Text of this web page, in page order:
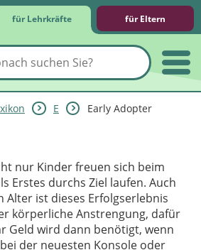
für Lehrkräfte für Eltern
Schule
E Early Adopter
nur Kinder freuen sich beim
Erstes durchs Ziel laufen. Auch
ist dieses Erfolgserlebnis
körperliche Anstrengung, dafür
Geld wird dann benötigt, wenn
der neuesten Konsole oder